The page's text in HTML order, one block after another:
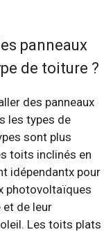
panneaux
de toiture ?
des panneaux
les types de
sont plus
toits inclinés en
idépendantx pour
photovoltaïques
et de leur
Les toits plats